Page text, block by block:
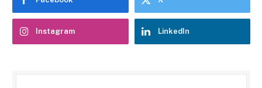
Instagram LinkedIn